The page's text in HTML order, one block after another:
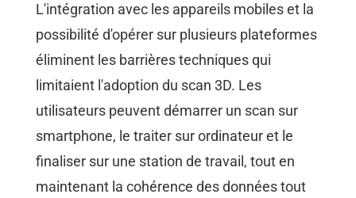
L'intégration avec les appareils mobiles et la
possibilité d'opérer sur plusieurs plateformes
éliminent les barrières techniques qui
limitaient l'adoption du scan 3D. Les
utilisateurs peuvent démarrer un scan sur
smartphone, le traiter sur ordinateur et le
finaliser sur une station de travail, tout en
maintenant la cohérence des données tout